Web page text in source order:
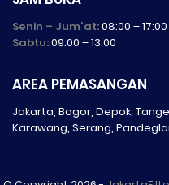
Senin – Jum'at:08:00 – 17:00
Sabtu:09:00 – 13:00
AREA PEMASANGAN
Jakarta, Bogor, Depok,
Karawang, Serang,